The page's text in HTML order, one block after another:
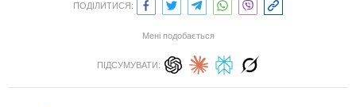
ПОДІЛИТИСЯ:
Мені подобається
ПІДСУМУВАТИ: